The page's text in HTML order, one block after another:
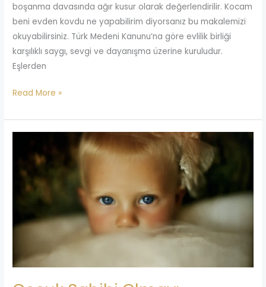
boşanma davasında ağır kusur olarak değerlendirilir. Kocam
beni evden kovdu ne yapabilirim diyorsanız bu makalemizi
okuyabilirsiniz. Türk Medeni Kanunu’na göre evlilik birliği
karşılıklı saygı, sevgi ve dayanışma üzerine kuruludur.
Eşlerden
Read More »
Sahibi
Olmayı
İstememek
Boşanma
Mi?